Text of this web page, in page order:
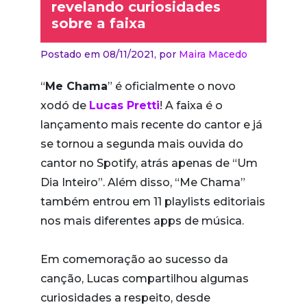
revelando curiosidades
sobre a faixa
Postado em 08/11/2021, por Maira Macedo
“Me Chama” é oficialmente o novo
xodó de Lucas Pretti! A faixa é o
lançamento mais recente do cantor e já
se tornou a segunda mais ouvida do
cantor no Spotify, atrás apenas de “Um
Dia Inteiro”. Além disso, “Me Chama”
também entrou em 11 playlists editoriais
nos mais diferentes apps de música.
Em comemoração ao sucesso da
canção, Lucas compartilhou algumas
curiosidades a respeito, desde